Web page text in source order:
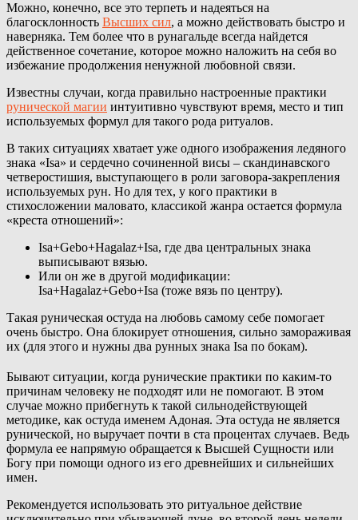
Можно, конечно, все это терпеть и надеяться на
благосклонность Высших сил, а можно действовать быстро и
наверняка. Тем более что в рунагальде всегда найдется
действенное сочетание, которое можно наложить на себя во
избежание продолжения ненужной любовной связи.
Известны случаи, когда правильно настроенные практики
рунической магии интуитивно чувствуют время, место и тип
используемых формул для такого рода ритуалов.
В таких ситуациях хватает уже одного изображения ледяного
знака «Isa» и сердечно сочиненной висы – скандинавского
четверостишия, выступающего в роли заговора-закрепления
используемых рун. Но для тех, у кого практики в
стихосложении маловато, классикой жанра остается формула
«креста отношений»:
Isa+Gebo+Hagalaz+Isa, где два центральных знака
выписывают вязью.
Или он же в другой модификации:
Isa+Hagalaz+Gebo+Isa (тоже вязь по центру).
Такая руническая остуда на любовь самому себе помогает
очень быстро. Она блокирует отношения, сильно замораживая
их (для этого и нужны два рунных знака Isa по бокам).
Бывают ситуации, когда рунические практики по каким-то
причинам человеку не подходят или не помогают. В этом
случае можно прибегнуть к такой сильнодействующей
методике, как остуда именем Адоная. Эта остуда не является
рунической, но выручает почти в ста процентах случаев. Ведь
формула ее напрямую обращается к Высшей Сущности или
Богу при помощи одного из его древнейших и сильнейших
имен.
Рекомендуется использовать это ритуальное действие